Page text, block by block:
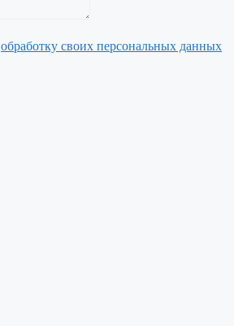
обработку своих персональных данных